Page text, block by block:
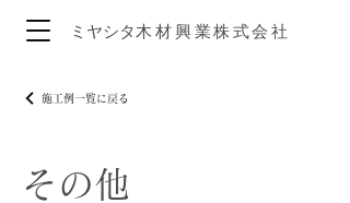
ミヤシタ木材興業株式会社
施工例一覧に戻る
その他